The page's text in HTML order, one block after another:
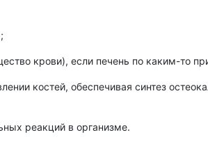
крови), если печень по каким-то
костей, обеспечивая синтез
реакций в организме.